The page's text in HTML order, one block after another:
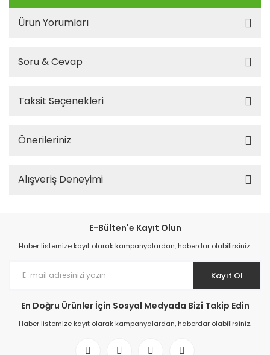
Ürün Yorumları
Soru & Cevap
Taksit Seçenekleri
Önerileriniz
Alışveriş Deneyimi
E-Bülten'e Kayıt Olun
Haber listemize kayıt olarak kampanyalardan, haberdar olabilirsiniz.
Kayıt Ol
En Doğru Ürünler İçin Sosyal Medyada Bizi Takip Edin
Haber listemize kayıt olarak kampanyalardan, haberdar olabilirsiniz.